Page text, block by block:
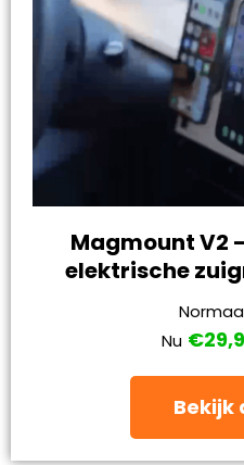
Magmount V2
elektrische
Nu
Bekijk